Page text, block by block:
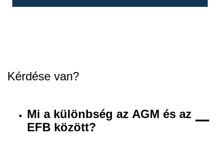
Kérdése van?
Mi a különbség az AGM és az
EFB között?